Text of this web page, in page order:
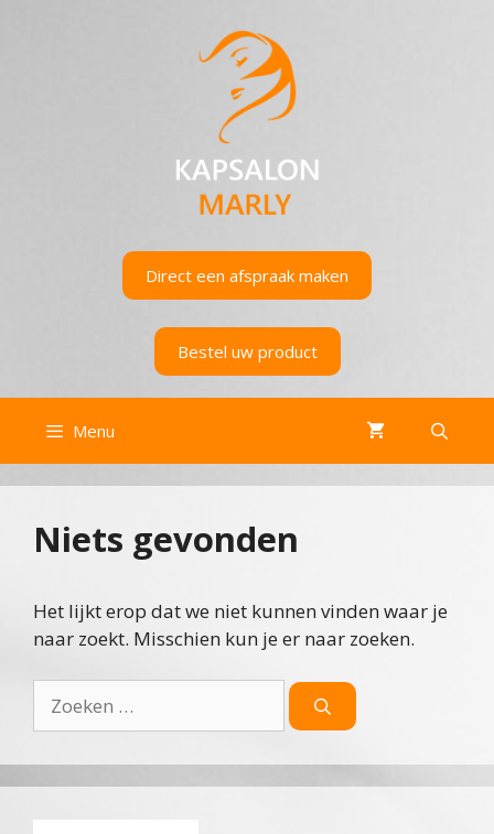
Direct een afspraak maken
Bestel uw product
Menu
Niets gevonden
Het lijkt erop dat we niet kunnen vinden waar je
naar zoekt. Misschien kun je er naar zoeken.
naar: